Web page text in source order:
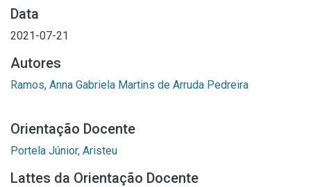
Data
2021-07-21
Autores
Ramos, Anna Gabriela Martins de Arruda Pedreira
Orientação Docente
Portela Júnior, Aristeu
Lattes da Orientação Docente